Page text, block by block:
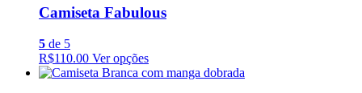
Camiseta Fabulous
5 de 5
R$110.00 Ver opções